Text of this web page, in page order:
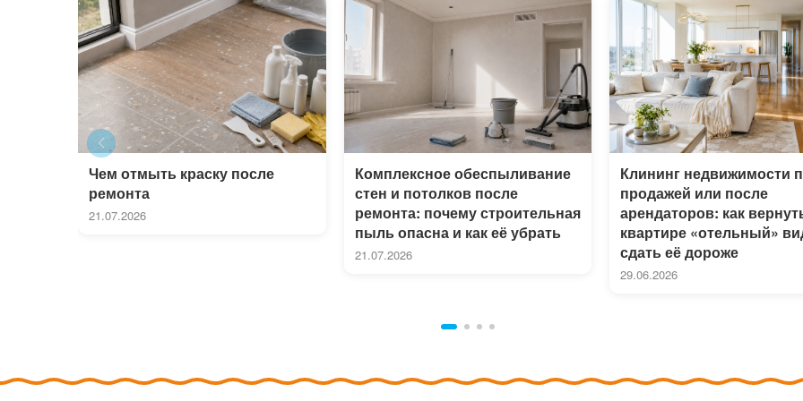
Чем отмыть краску после
ремонта
21.07.2026
Комплексное обеспыливание
стен и потолков после
ремонта: почему строительная
пыль опасна и как её убрать
21.07.2026
Клининг недвижимости
продажей или после
арендаторов: как
квартире «отельный»
сдать её дороже
29.06.2026